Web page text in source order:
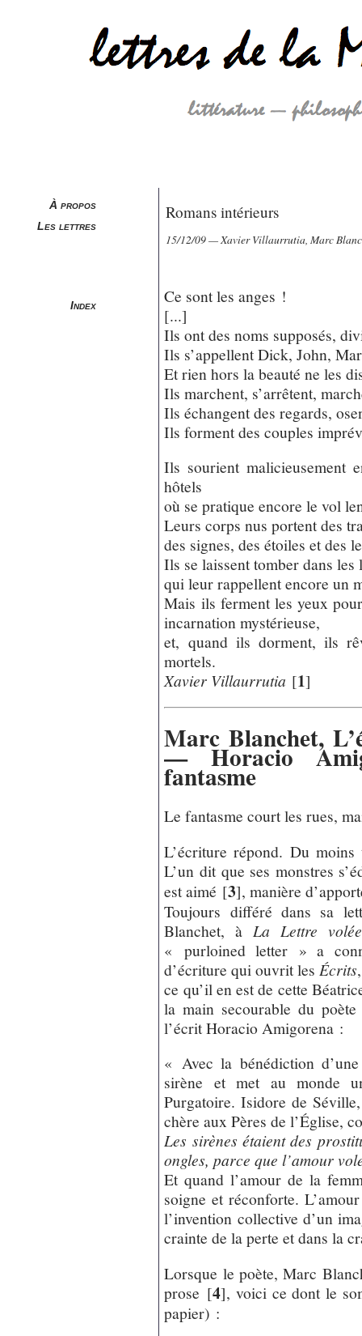
À propos
Les lettres
Index
Romans intérieurs
15/12/09 — Xavier Villaurrutia, Marc
Ce sont les anges !
[...]
Ils ont des noms supposés,
Ils s’appellent Dick, John,
Et rien hors la beauté ne les
Ils marchent, s’arrêtent,
Ils échangent des regards,
Ils forment des couples
Ils sourient malicieusement
hôtels
où se pratique encore le vol
Leurs corps nus portent des
des signes, des étoiles et des
Ils se laissent tomber dans
qui leur rappellent encore un
Mais ils ferment les yeux
incarnation mystérieuse,
et, quand ils dorment, ils
mortels.
Xavier Villaurrutia [1]
Marc Blanchet,
— Horacio
fantasme
Le fantasme court les rues,
L’écriture répond. Du
L’un dit que ses monstres
est aimé [3], manière
Toujours différé dans sa
Blanchet, à La Lettre volée
« purloined letter » a
d’écriture qui ouvrit les Écrits
ce qu’il en est de cette
la main secourable du
l’écrit Horacio Amigorena :
« Avec la bénédiction d’une
sirène et met au monde
Purgatoire. Isidore de
chère aux Pères de l’Église,
Les sirènes étaient des
ongles, parce que l’amour
Et quand l’amour de la
soigne et réconforte.
l’invention collective d’un
crainte de la perte et dans la
Lorsque le poète, Marc
prose [4], voici ce dont le
papier) :